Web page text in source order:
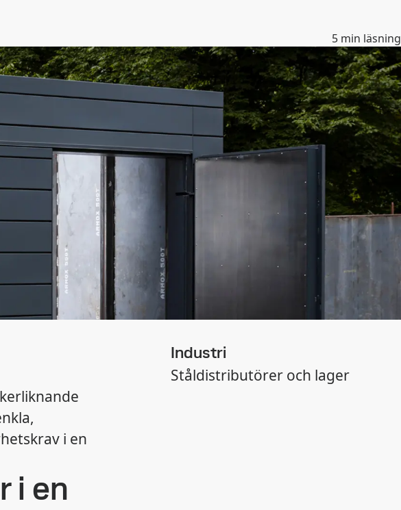
5 min läsning
Industri
Ståldistributörer och lager
i en
i en